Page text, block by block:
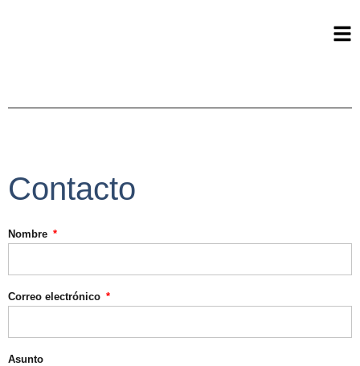
Contacto
Nombre
Correo electrónico
Asunto